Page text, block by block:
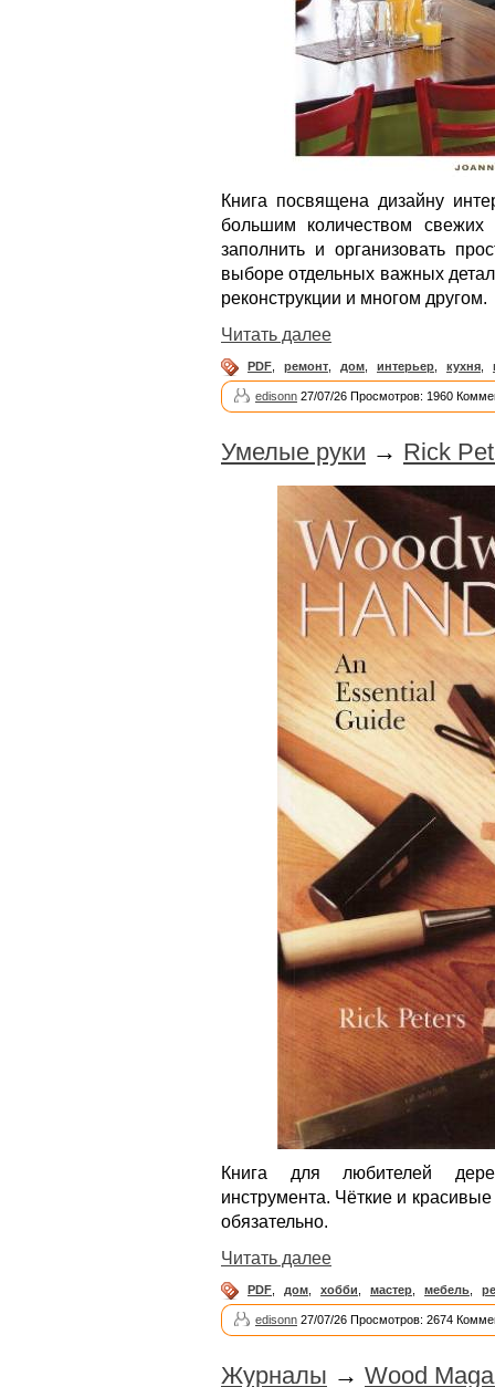
Книга посвящена дизайну
большим количеством
заполнить и организовать
выборе отдельных важных
реконструкции и многом другом.
Читать далее
PDF ремонт дом интерьер кухня
edisonn 27/07/26 Просмотров: 1960
Умелые руки → Rick
Книга для любителей
инструмента. Чёткие и
обязательно.
Читать далее
PDF дом хобби мастер мебель
edisonn 27/07/26 Просмотров: 2674
Журналы → Wood